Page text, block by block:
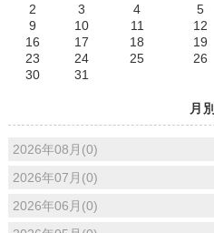
2
3 4 5
9
10 11 12
16
17 18 19
23
24 25 26
30
31
月別
2026年08月(0)
2026年07月(0)
2026年06月(0)